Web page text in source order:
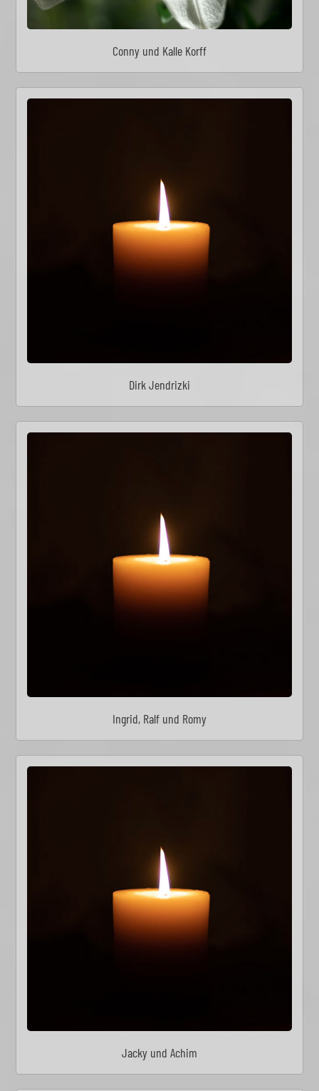
Conny und Kalle Korff
Dirk Jendrizki
Ingrid, Ralf und Romy
Jacky und Achim